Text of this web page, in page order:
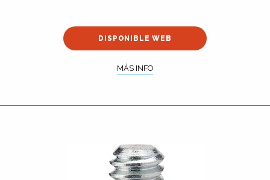
DISPONIBLE WEB
MÁS INFO